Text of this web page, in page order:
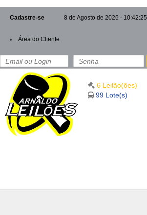
Cadastre-se 8 de Agosto de 2026 - 10:42:27
Área do Cliente
6 Leilão(ões)
99 Lote(s)